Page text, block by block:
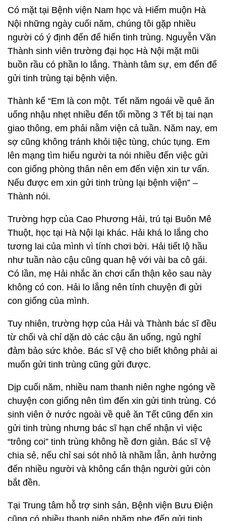
Có mặt tại Bệnh viện Nam học và Hiếm muộn Hà
Nội những ngày cuối năm, chúng tôi gặp nhiều
người có ý định đến để hiến tinh trùng. Nguyễn Văn
Thành sinh viên trường đại học Hà Nội mặt mũi
buồn rầu có phần lo lắng. Thành tâm sự, em đến để
gửi tinh trùng tại bệnh viện.
Thành kể “Em là con một. Tết năm ngoái về quê ăn
uống nhậu nhẹt nhiều đến tối mồng 3 Tết bị tai nạn
giao thông, em phải nằm viện cả tuần. Năm nay, em
sợ cũng không tránh khỏi tiệc tùng, chúc tụng. Em
lên mạng tìm hiểu người ta nói nhiều đến việc gửi
con giống phòng thân nên em đến viện xin tư vấn.
Nếu được em xin gửi tinh trùng lại bệnh viện” –
Thành nói.
Trường hợp của Cao Phương Hải, trú tại Buôn Mê
Thuột, học tại Hà Nội lại khác. Hải khá lo lắng cho
tương lai của mình vì tính chơi bời. Hải tiết lộ hầu
như tuần nào cậu cũng quan hệ với vài ba cô gái.
Có lần, mẹ Hải nhắc ăn chơi cẩn thận kẻo sau này
không có con. Hải lo lắng nên tính chuyện đi gửi
con giống của mình.
Tuy nhiên, trường hợp của Hải và Thành bác sĩ đều
từ chối và chỉ dặn dò các cậu ăn uống, ngủ nghỉ
đảm bảo sức khỏe. Bác sĩ Vệ cho biết không phải ai
muốn gửi tinh trùng cũng gửi được.
Dịp cuối năm, nhiều nam thanh niên nghe ngóng về
chuyện con giống nên tìm đến xin gửi tinh trùng. Có
sinh viên ở nước ngoài về quê ăn Tết cũng đến xin
gửi tinh trùng nhưng bác sĩ hạn chế nhận vì việc
“trông coi” tinh trùng không hề đơn giản. Bác sĩ Vệ
chia sẻ, nếu chỉ sai sót nhỏ là nhầm lẫn, ảnh hưởng
đến nhiều người và không cẩn thận người gửi còn
bắt đền.
Tại Trung tâm hỗ trợ sinh sản, Bệnh viện Bưu Điện
cũng có nhiều thanh niên nhăm nhe đến gửi tinh